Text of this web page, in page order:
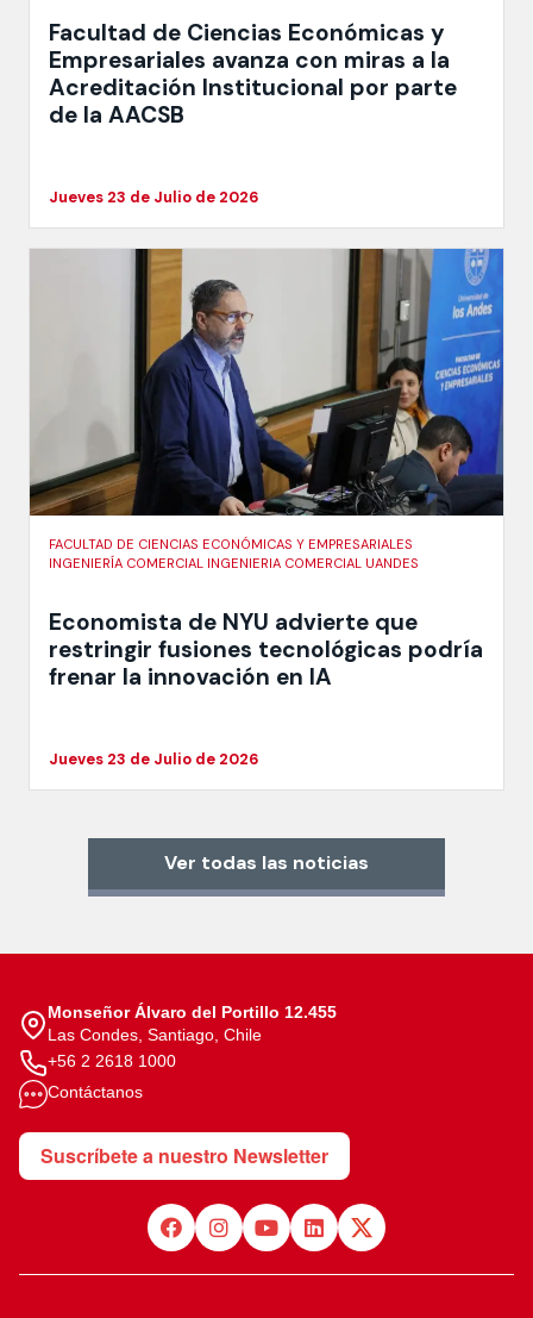
Facultad de Ciencias Económicas y
Empresariales avanza con miras a la
Acreditación Institucional por parte
de la AACSB
Jueves 23 de Julio de 2026
FACULTAD DE CIENCIAS ECONÓMICAS Y EMPRESARIALES
INGENIERÍA COMERCIAL INGENIERIA COMERCIAL UANDES
Economista de NYU advierte que
restringir fusiones tecnológicas podría
frenar la innovación en IA
Jueves 23 de Julio de 2026
Ver todas las noticias
Monseñor Álvaro del Portillo 12.455
Las Condes, Santiago, Chile
+56 2 2618 1000
Contáctanos
Suscríbete a nuestro Newsletter